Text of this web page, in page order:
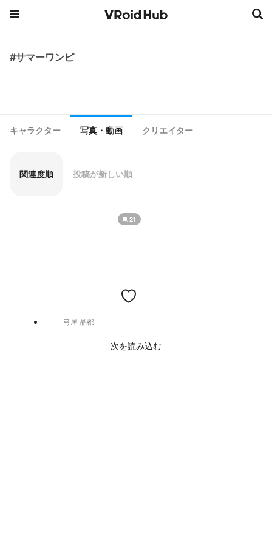
#サマーワンピ
キャラクター 写真・動画 クリエイター
関連度順 投稿が新しい順
21
弓屋 晶都
次を読み込む